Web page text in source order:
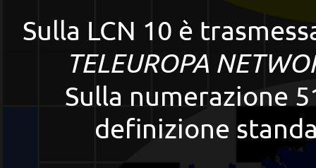
Sulla LCN 10 è
TELEUROPA
Sulla numerazione
definizione